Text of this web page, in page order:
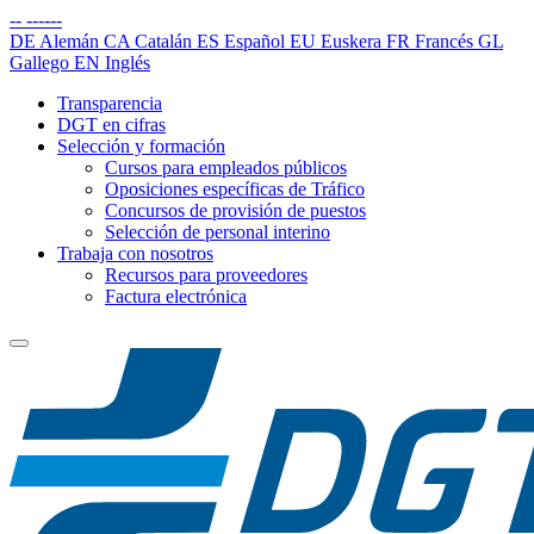
-- ------
DE Alemán CA Catalán ES Español EU Euskera FR Francés GL
Gallego EN Inglés
Transparencia
DGT en cifras
Selección y formación
Cursos para empleados públicos
Oposiciones específicas de Tráfico
Concursos de provisión de puestos
Selección de personal interino
Trabaja con nosotros
Recursos para proveedores
Factura electrónica